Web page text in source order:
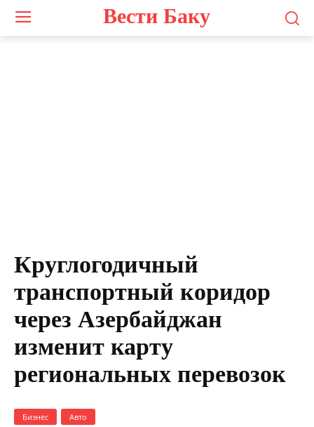
Вести Баку
Круглогодичный
транспортный коридор
через Азербайджан
изменит карту
региональных перевозок
Бизнес Авто